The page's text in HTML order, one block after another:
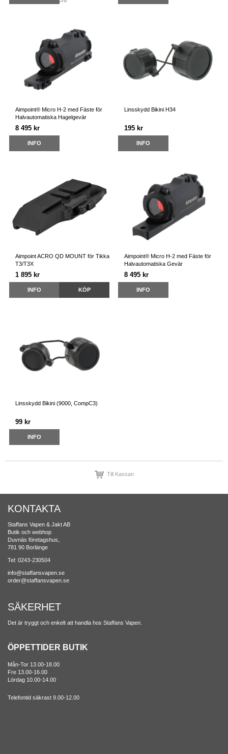
Aimpoint® Micro H-2 med Fäste för
Halvautomatiska Hagelgevär
8 495 kr
INFO
Linsskydd Bikini H34
195 kr
INFO
Aimpoint ACRO QD MOUNT för Tikka
T3/T3X
1 895 kr
INFO KÖP
Aimpoint® Micro H-2 med Fäste för
Halvautomatiska Gevär
8 495 kr
INFO
Linsskydd Bikini (9000, CompC3)
99 kr
INFO
Till Kassan
KONTAKTA
Staffans Vapen & Jakt AB
Butik och webhop
Duvnäs företagshus,
781 90 Borlänge
Tel: 0243-230504
info@staffansvapen.se
order@staffansvapen.se
SÄKERHET
Det är tryggt och enkelt att handla hos Staffans Vapen.
ÖPPETTIDER BUTIK
Mån-Tor 13.00-18.00
Fre 13.00-16.00
Lördag 10.00-14.00
Telefontid säkrast 9.00-12.00